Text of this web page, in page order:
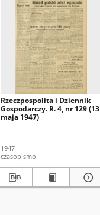
Rzeczpospolita i Dziennik
Gospodarczy. R. 4, nr 129 (13
maja 1947)
1947
czasopismo